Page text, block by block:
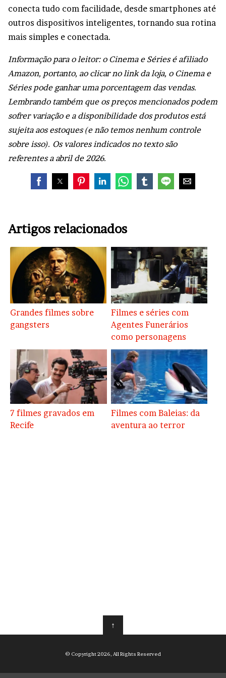
conecta tudo com facilidade, desde smartphones até
outros dispositivos inteligentes, tornando sua rotina
mais simples e conectada.
Informação para o leitor: o Cinema e Séries é afiliado
Amazon, portanto, ao clicar no link da loja, o Cinema e
Séries pode ganhar uma porcentagem das vendas.
Lembrando também que os preços mencionados podem
sofrer variação e a disponibilidade dos produtos está
sujeita aos estoques (e não temos nenhum controle
sobre isso). Os valores indicados no texto são
referentes a abril de 2026.
Artigos relacionados
Grandes filmes sobre
gangsters
Filmes e séries com
Agentes Funerários
como personagens
7 filmes gravados em
Recife
Filmes com Baleias: da
aventura ao terror
↑
© Copyright 2026, All Rights Reserved